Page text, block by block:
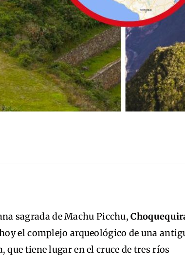
sagrada de Machu Picchu,
el complejo arqueológico de una
que tiene lugar en el cruce de tres ríos